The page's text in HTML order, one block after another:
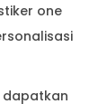
one
dapatkan